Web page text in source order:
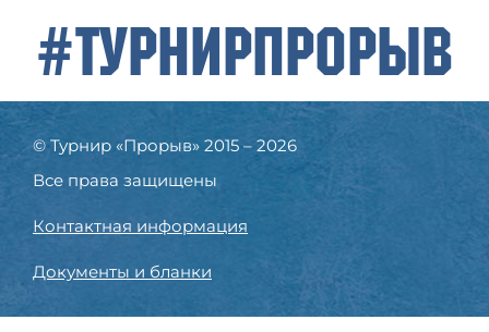
#ТурнирПрорыв
© Турнир «Прорыв» 2015 – 2026
Все права защищены
Контактная информация
Документы и бланки